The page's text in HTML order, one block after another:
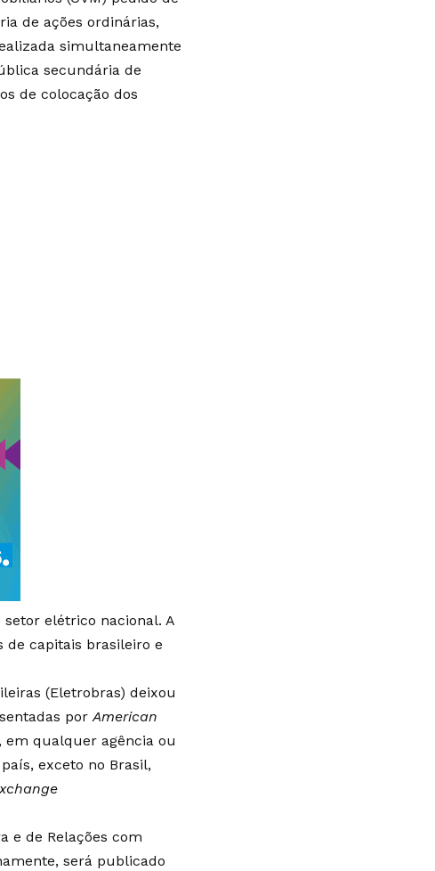
de ações ordinárias,
simultaneamente
secundária de
de colocação dos
setor elétrico nacional. A
de capitais brasileiro e
(Eletrobras) deixou
por American
em qualquer agência ou
exceto no Brasil,
e de Relações com
será publicado